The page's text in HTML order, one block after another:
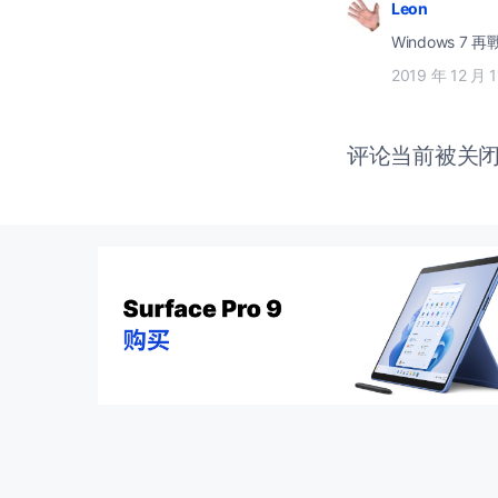
Leon
Windows 7 再
2019 年 12 月
评论当前被关